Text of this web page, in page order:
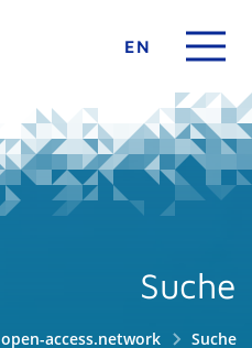
EN
Suche
open-access.network Suche